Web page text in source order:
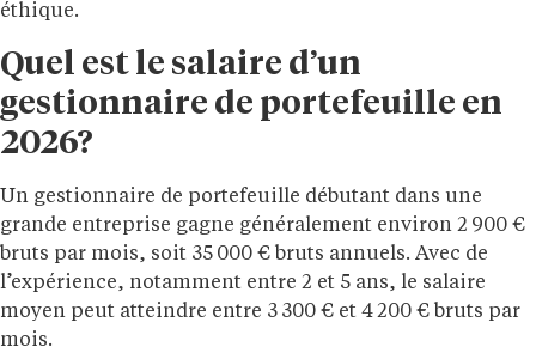
éthique.
Quel est le salaire d’un
gestionnaire de portefeuille en
2026?
Un gestionnaire de portefeuille débutant dans une
grande entreprise gagne généralement environ 2 900 €
bruts par mois, soit 35 000 € bruts annuels. Avec de
l’expérience, notamment entre 2 et 5 ans, le salaire
moyen peut atteindre entre 3 300 € et 4 200 € bruts par
mois.